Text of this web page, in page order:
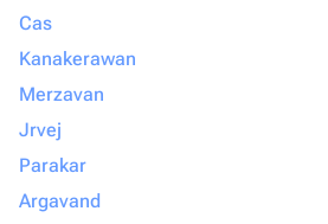
Cas
Kanakerawan
Merzavan
Jrvej
Parakar
Argavand